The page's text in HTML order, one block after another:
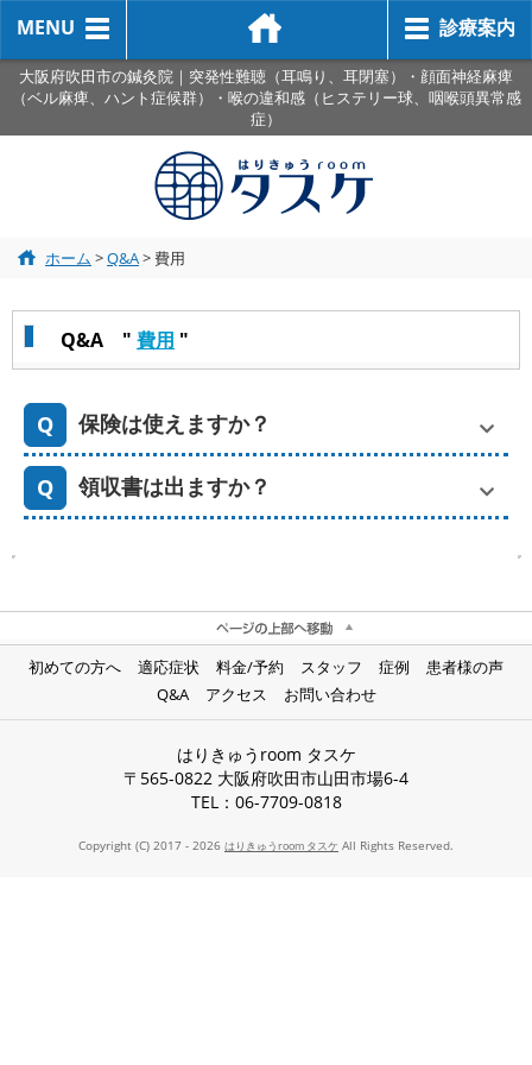
MENU 診療案内
大阪府吹田市の鍼灸院｜突発性難聴（耳鳴り、耳閉塞）・顔面神経麻痺
（ベル麻痺、ハント症候群）・喉の違和感（ヒステリー球、咽喉頭異常感
症）
ホーム >Q&A>費用
Q&A " 費用 "
保険は使えますか？
領収書は出ますか？
初めての方へ 適応症状 料金/予約 スタッフ 症例
患者様の声
Q&A
アクセス お問い合わせ
はりきゅうroom タスケ
〒565-0822 大阪府吹田市山田市場6-4
TEL：06-7709-0818
Copyright (C) 2017 - 2026 はりきゅうroom タスケ All Rights Reserved.